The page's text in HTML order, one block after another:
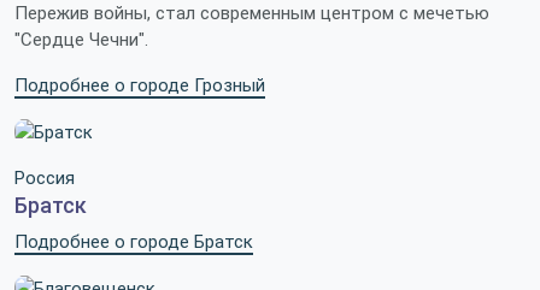
Пережив войны, стал современным центром с мечетью
"Сердце Чечни".
Подробнее о городе Грозный
Россия
Братск
Подробнее о городе Братск